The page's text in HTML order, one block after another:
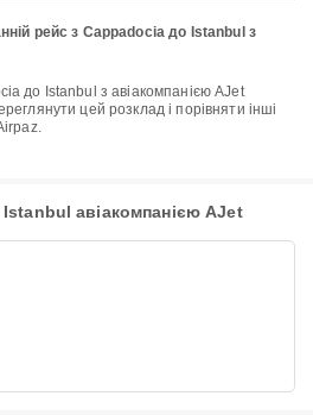
рейс з Cappadocia до Istanbul з
цей розклад і порівняти інші
авіакомпанією AJet